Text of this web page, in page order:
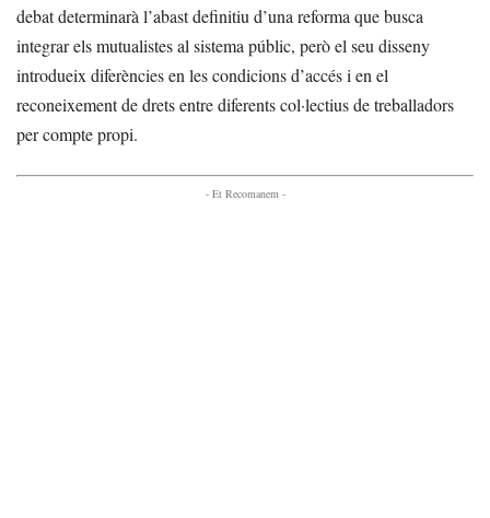
debat determinarà l’abast definitiu d’una reforma que busca
integrar els mutualistes al sistema públic, però el seu disseny
introdueix diferències en les condicions d’accés i en el
reconeixement de drets entre diferents col·lectius de treballadors
per compte propi.
- Et Recomanem -